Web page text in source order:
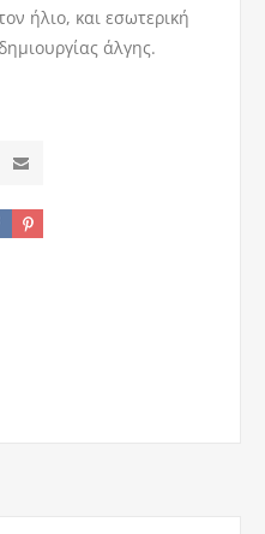
ήλιο, και εσωτερική
άλγης.